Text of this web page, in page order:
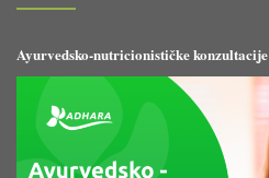
Ayurvedsko-nutricionističke konzultacije